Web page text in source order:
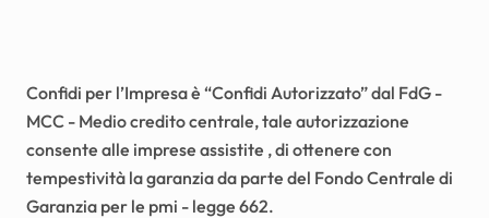
Confidi per l’Impresa è “Confidi Autorizzato” dal FdG -
MCC - Medio credito centrale, tale autorizzazione
consente alle imprese assistite , di ottenere con
tempestività la garanzia da parte del Fondo Centrale di
Garanzia per le pmi - legge 662.